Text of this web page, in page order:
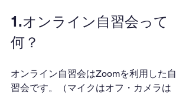
1.オンライン自習会って
何？
オンライン自習会はZoomを利用した自
習会です。（マイクはオフ・カメラは